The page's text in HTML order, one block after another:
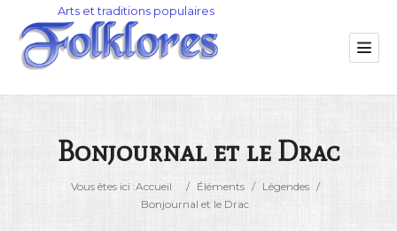
Catégorie
Bonjournal et le Drac
Vous êtes ici :Accueil / Éléments / Légendes /
Bonjournal et le Drac